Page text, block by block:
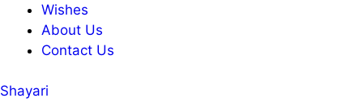
Wishes
About Us
Contact Us
Shayari